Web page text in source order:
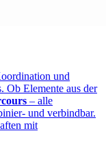
und
Ob Elemente aus der
– alle
und verbindbar.
mit